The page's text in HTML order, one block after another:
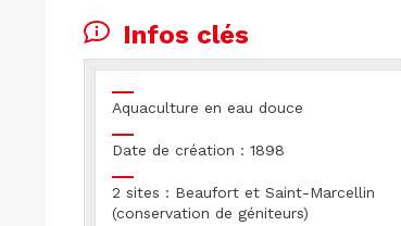
Infos clés
Aquaculture en eau douce
Date de création : 1898
2 sites : Beaufort et Saint-Marcellin
(conservation de géniteurs)